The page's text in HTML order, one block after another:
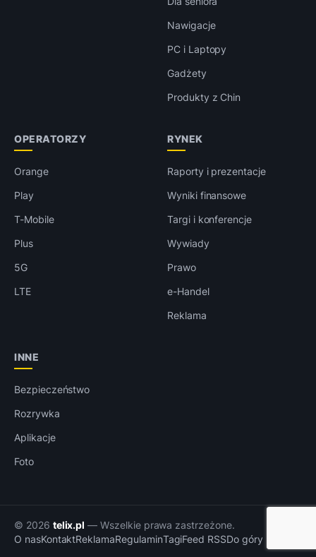
Nawigacje
PC i Laptopy
Gadżety
Produkty z Chin
OPERATORZY
Orange
Play
T-Mobile
Plus
5G
LTE
RYNEK
Raporty i prezentacje
Wyniki finansowe
Targi i konferencje
Wywiady
Prawo
e-Handel
Reklama
INNE
Bezpieczeństwo
Rozrywka
Aplikacje
Foto
© 2026 telix.pl — Wszelkie prawa zastrzeżone.
O nasKontaktReklamaRegulaminTagiFeed RSSDo góry ↑